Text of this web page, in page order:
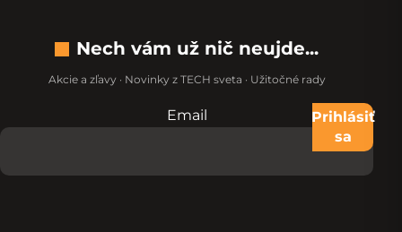
Nech vám už nič neujde...
Akcie a zľavy · Novinky z TECH sveta · Užitočné rady
Nevypĺňajte toto pole:
Email
Prihlásiť
sa